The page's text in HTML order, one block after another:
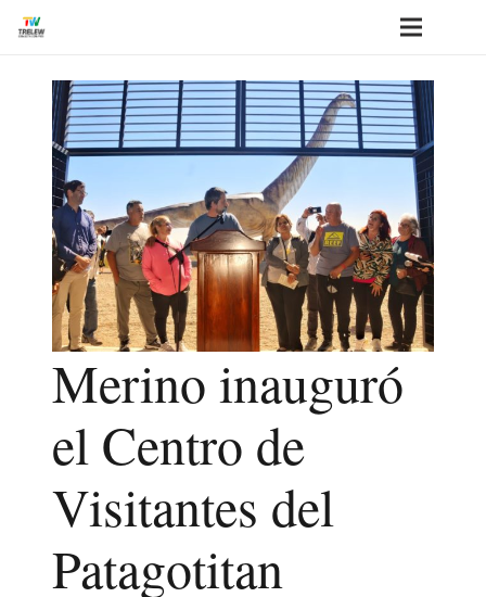
Merino inauguró
el Centro de
Visitantes del
Patagotitan